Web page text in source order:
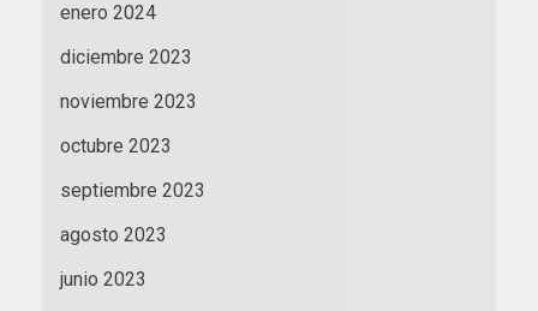
enero 2024
diciembre 2023
noviembre 2023
octubre 2023
septiembre 2023
agosto 2023
junio 2023